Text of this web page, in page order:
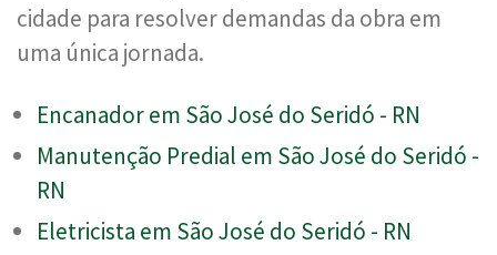
cidade para resolver demandas da obra em
uma única jornada.
Encanador em São José do Seridó - RN
Manutenção Predial em São José do Seridó -
RN
Eletricista em São José do Seridó - RN